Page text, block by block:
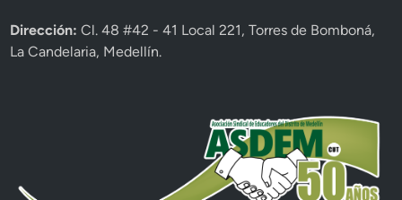
Dirección:Cl. 48 #42 - 41 Local 221, Torres de Bomboná,
La Candelaria, Medellín.